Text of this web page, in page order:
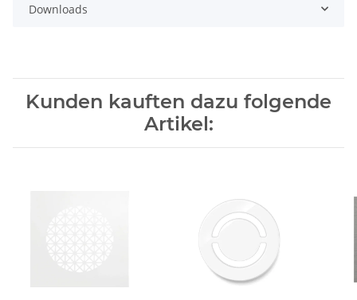
Downloads
Kunden kauften dazu folgende
Artikel: